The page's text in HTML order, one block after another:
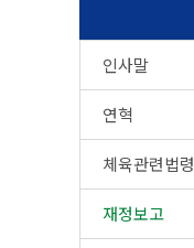
인사말
연혁
체육관련법령
재정보고